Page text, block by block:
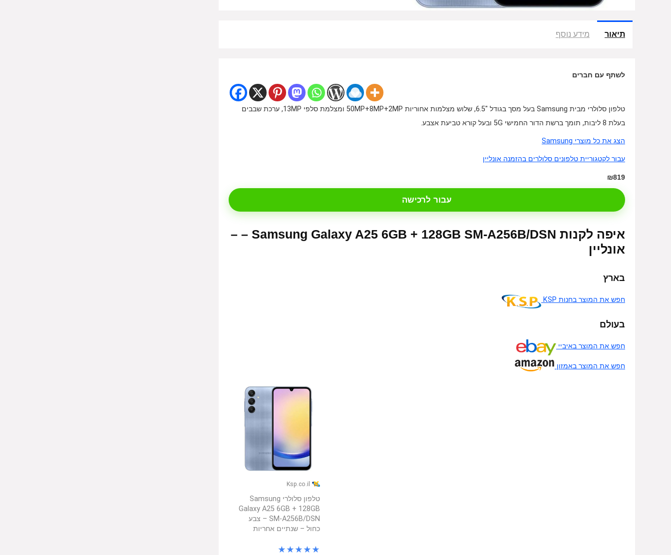
תיאור מידע נוסף
לשתף עם חברים
טלפון סלולרי מבית Samsung בעל מסך בגודל "6.5, שלוש מצלמות אחוריות 50MP+8MP+2MP ומצלמת סלפי 13MP, ערכת שבבים
בעלת 8 ליבות, תומך ברשת הדור החמישי 5G ובעל קורא טביעת אצבע.
הצג את כל מוצרי Samsung
עבור לקטגוריית טלפונים סלולרים בהזמנה אונליין
₪819
עבור לרכישה
איפה לקנות Samsung Galaxy A25 6GB + 128GB SM-A256B/DSN – –
אונליין
בארץ
חפש את המוצר בחנות KSP
בעולם
חפש את המוצר באיביי
חפש את המוצר באמזון
Ksp.co.il
טלפון סלולרי Samsung
Galaxy A25 6GB + 128GB
SM-A256B/DSN – צבע
כחול – שנתיים אחריות
★
★
★
★
★